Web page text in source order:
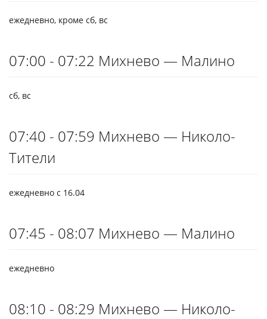
ежедневно, кроме сб, вс
07:00 - 07:22 Михнево — Малино
сб, вс
07:40 - 07:59 Михнево — Николо-
Тители
ежедневно с 16.04
07:45 - 08:07 Михнево — Малино
ежедневно
08:10 - 08:29 Михнево — Николо-